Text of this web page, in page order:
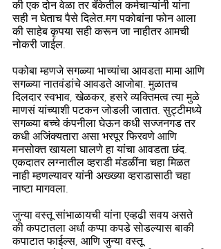
की एक दोन वेळा तर बँकेतील कर्मचाऱ्यांनी यांना
सही न घेताच पैसे दिलेत.मग पकोबांना फोन आला
की साहेब कृपया सही करून जा नाहीतर आमची
नोकरी जाईल.
पकोबा म्हणजे सगळ्या भाच्यांचा आवडता मामा आणि
सगळ्या नातवंडांचे आवडते आजोबा. मुळातच
दिलदार स्वभाव, खेळकर, हसरे व्यक्तिमत्व त्या मुळे
माणसं यांच्याशी पटकन जोडली जातात. सुट्टीमध्ये
सगळ्या बच्चे कंपनीला घेऊन कधी सज्जनगड तर
कधी अजिंक्यतारा असा भरपूर फिरवणे आणि
मनसोक्त खायला घालणे हा यांचा आवडता छंद.
एकदातर लग्नातील व्हराडी मंडळींना चहा मिळत
नाही म्हणल्यावर यांनी अख्ख्या व्हराडासाठी चहा
नाष्टा मागवला.
जुन्या वस्तू सांभाळायची यांना एव्हढी सवय असते
की कपटातला अर्धा कप्पा कपडे सोडल्यास बाकी
कपाटात फाईल्स, आणि जुन्या वस्तू